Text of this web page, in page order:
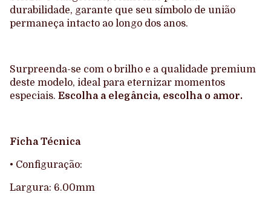
durabilidade, garante que seu símbolo de união
permaneça intacto ao longo dos anos.
Surpreenda-se com o brilho e a qualidade premium
deste modelo, ideal para eternizar momentos
especiais. Escolha a elegância, escolha o amor.
Ficha Técnica
• Configuração:
Largura: 6.00mm